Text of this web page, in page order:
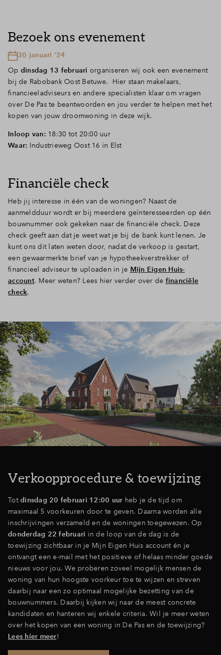
Bezoek ons evenement
30 januari '24
Op dinsdag 13 februari organiseren wij ook een evenement
bij de Rabobank Oost Betuwe. Hier staan makelaars,
financieeladviseurs en andere specialisten klaar om vragen
over De Pas te beantwoorden en jou verder te helpen met het
kopen van jouw droomwoning in deze wijk.
Inloop van: 18:30 tot 20:00 uur
Waar: Industrieweg Oost 16 in Elst
Financiële check
Heb jij interesse in één van de woningen? Naast de
aanmeldduur wordt er bij meerdere geïnteresseerden op één
bouwnummer ook gekeken naar de financiële check. Deze
check geeft aan dat je weet wat je bij de bank kunt lenen. Je
kunt ons dit laten weten door, nadat de verkoop is gestart,
een gewaarmerkte brief van je hypotheekverstrekker of
financieel adviseur te uploaden in je Mijn Eigen Huis-
account. Meer weten? Lees hier verder over de financiële
check.
Verkoopprocedure & toewijzing
Totdinsdag 20 februari 12:00 uur heb je de tijd om
maximaal 5 voorkeuren door te geven. Daarna worden alle
inschrijvingen verzameld en de woningen toegewezen. Op
donderdag 22 februari in de loop van de dag is de
toewijzing zichtbaar in je Mijn Eigen Huis account én je
ontvangt een e-mail met het positieve of helaas minder goede
nieuws voor jou. We proberen zoveel mogelijk mensen de
woning van hun hoogste voorkeur toe te wijzen en streven
daarbij naar een zo optimaal mogelijke bezetting van de
bouwnummers. Daarbij kijken wij naar de meest concrete
kandidaten en hanteren wij enkele criteria. Wil je meer weten
over het kopen van een woning in De Pas en de toewijzing?
Lees hier meer!